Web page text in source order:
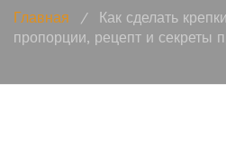
Главная /
Как сделать
пропорции, рецепт и секреты